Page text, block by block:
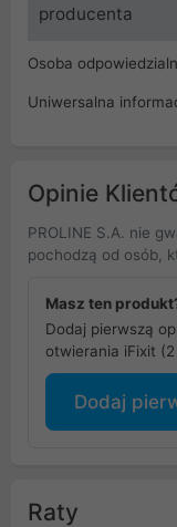
producenta
Osoba
Uniwersalna
Opinie
PROLINE S.A. nie
pochodzą od osób,
Masz ten
Dodaj pierwszą
otwierania iFixit (2
Dodaj
Raty